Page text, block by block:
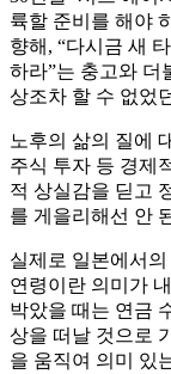
륙할 준비를 해야
향해, “다시금 새
하라”는 충고와 더
상조차 할 수 없었
노후의 삶의 질에
주식 투자 등 경제
적 상실감을 딛고
를 게을리해선 안
실제로 일본에서
연령이란 의미가
박았을 때는 연금
상을 떠날 것으로
을 움직여 의미 있